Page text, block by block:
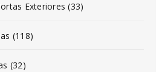
Exteriores (33)
(118)
(32)